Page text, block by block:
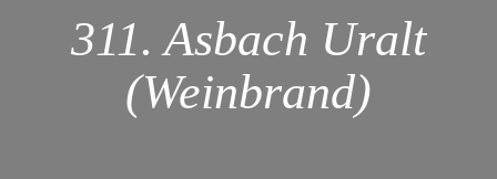
311. Asbach Uralt
(Weinbrand)